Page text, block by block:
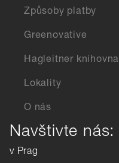
Způsoby platby
Greenovative
Hagleitner knihovna
Lokality
O nás
Navštivte nás:
v Prag